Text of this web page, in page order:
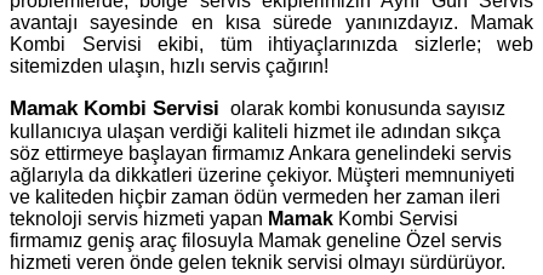
avantajı sayesinde en kısa sürede yanınızdayız. Mamak
Kombi Servisi ekibi, tüm ihtiyaçlarınızda sizlerle; web
sitemizden ulaşın, hızlı servis çağırın!
MamakKombi Servisi olarak kombi konusunda sayısız
kullanıcıya ulaşan verdiği kaliteli hizmet ile adından sıkça
söz ettirmeye başlayan firmamız Ankara genelindeki servis
ağlarıyla da dikkatleri üzerine çekiyor. Müşteri memnuniyeti
ve kaliteden hiçbir zaman ödün vermeden her zaman ileri
teknoloji servis hizmeti yapan Mamak Kombi Servisi
firmamız geniş araç filosuyla Mamak geneline Özel servis
hizmeti veren önde gelen teknik servisi olmayı sürdürüyor.